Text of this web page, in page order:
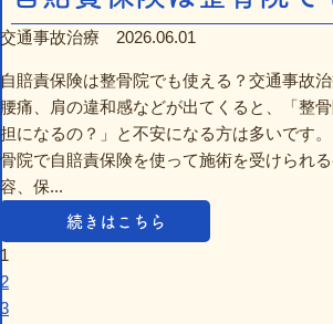
交通事故治療 2026.06.01
自賠責保険は整骨院でも使える？交通事故
腰痛、肩の違和感などが出てくると、「整
担になるの？」と不安になる方は多いです
骨院で自賠責保険を使って施術を受けられ
容、保...
続きはこちら
1
2
3